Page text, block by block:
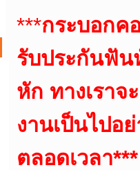
***กระบอกค
รับประกันฟัน
หัก ทางเราจ
งานเป็นไปอ
ตลอดเวลา